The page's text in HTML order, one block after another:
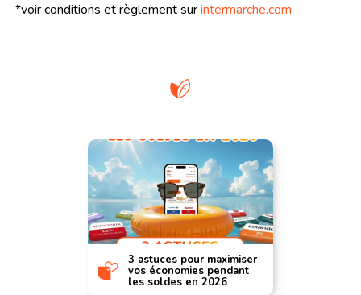
*voir conditions et règlement surintermarche.com
3 astuces pour maximiser
vos économies pendant
les soldes en 2026